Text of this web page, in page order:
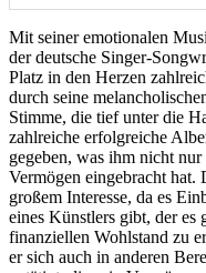
Mit seiner emotionalen
der deutsche Singer-
Platz in den Herzen
durch seine
Stimme, die tief unter die
zahlreiche erfolgreiche
gegeben, was ihm nicht
Vermögen eingebracht hat.
großem Interesse, da es
eines Künstlers gibt, der es
finanziellen Wohlstand zu
er sich auch in anderen